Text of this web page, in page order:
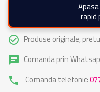
rapid
check_circle_outline Produse originale,
chat Comanda prin
phone Comanda telefonic: